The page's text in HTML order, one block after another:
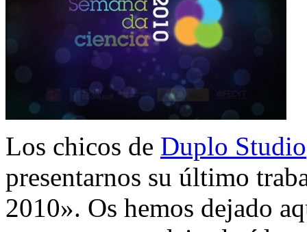
Los chicos de Duplo Studio
presentarnos su último
2010». Os hemos dejado